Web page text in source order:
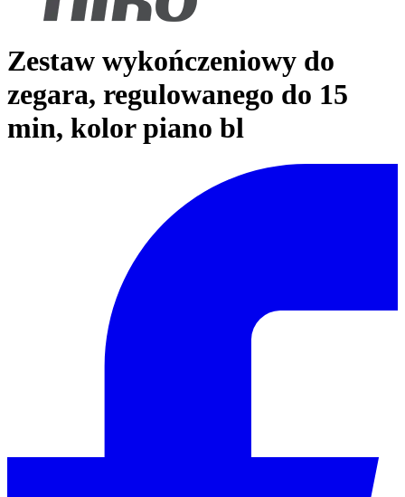
Zestaw wykończeniowy do
zegara, regulowanego do 15
min, kolor piano bl